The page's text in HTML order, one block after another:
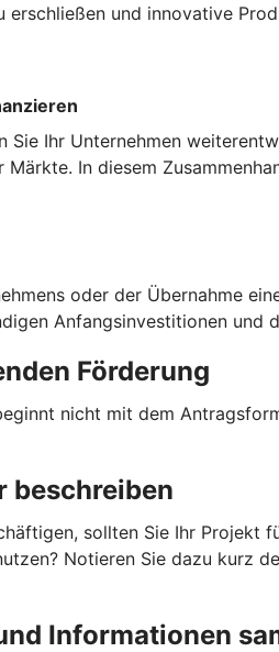
erschließen und innovative
Sie Ihr Unternehmen
Märkte. In diesem
oder der Übernahme
Anfangsinvestitionen und
Förderung
nicht mit dem
beschreiben
sollten Sie Ihr Projekt
Notieren Sie dazu kurz
Informationen